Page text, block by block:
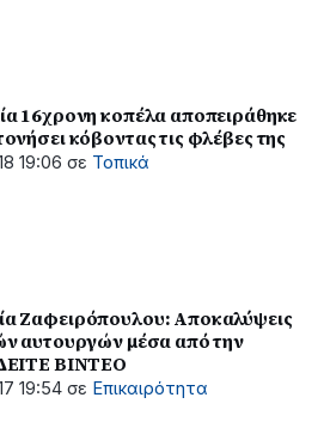
16χρονη κοπέλα αποπειράθηκε
κόβοντας τις φλέβες της
19:06 σε Τοπικά
Ζαφειρόπουλου: Αποκαλύψεις
αυτουργών μέσα από την
ΒΙΝΤΕΟ
19:54 σε Επικαιρότητα